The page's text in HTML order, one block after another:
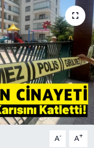
A- A+